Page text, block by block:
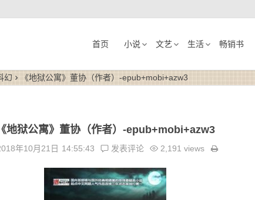
首页 小说 文艺 生活 畅销书
幻 《地狱公寓》董协（作者）-epub+mobi+azw3
《地狱公寓》董协（作者）-epub+mobi+azw3
年10月21日 14:55:43 发表评论 2,191 views